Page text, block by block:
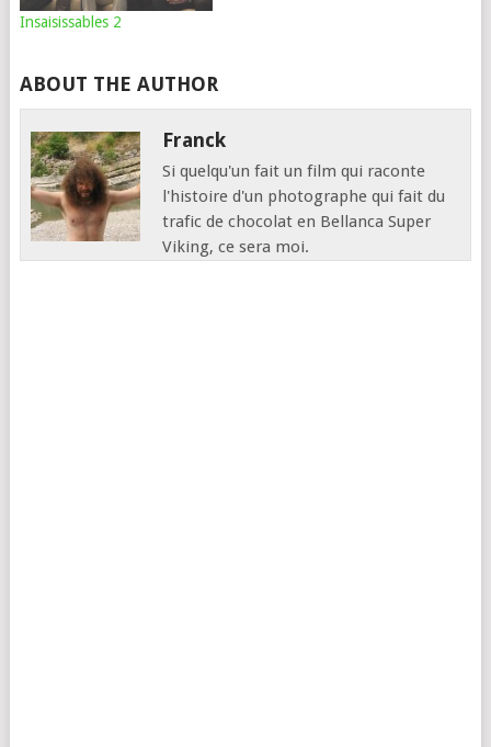
Insaisissables 2
ABOUT THE AUTHOR
Franck
Si quelqu'un fait un film qui raconte
l'histoire d'un photographe qui fait du
trafic de chocolat en Bellanca Super
Viking, ce sera moi.